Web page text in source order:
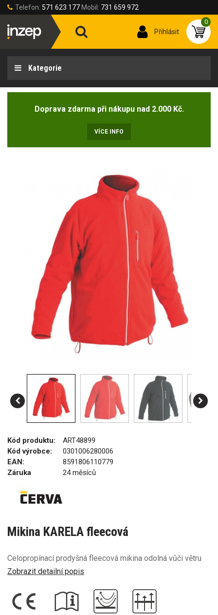
Telefon: 571 623 177 Mobil: 731 659 972
Přihlásit
0
Kategorie
Doprava zdarma při nákupu nad 2.000 Kč.
VÍCE INFO
Kód produktu:
ART48899
Kód výrobce:
0301006280006
EAN:
8591806110779
Záruka
24 měsíců
Mikina KARELA fleecová
Celopropínací prodyšná fleecová mikina odolná vůči větru
Zobrazit detailní popis